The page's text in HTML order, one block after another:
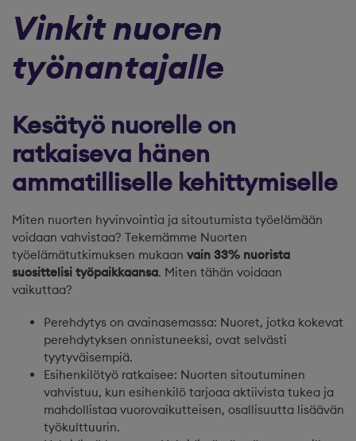
Vinkit nuoren
työnantajalle
Kesätyö nuorelle on
ratkaiseva hänen
ammatilliselle kehittymiselle
Miten nuorten hyvinvointia ja sitoutumista työelämään
voidaan vahvistaa? Tekemämme Nuorten
työelämätutkimuksen mukaan vain 33% nuorista
suosittelisi työpaikkaansa. Miten tähän voidaan
vaikuttaa?
Perehdytys on avainasemassa: Nuoret, jotka kokevat
perehdytyksen onnistuneeksi, ovat selvästi
tyytyväisempiä.
Esihenkilötyö ratkaisee: Nuorten sitoutuminen
vahvistuu, kun esihenkilö tarjoaa aktiivista tukea ja
mahdollistaa vuorovaikutteisen, osallisuutta lisäävän
työkulttuurin.